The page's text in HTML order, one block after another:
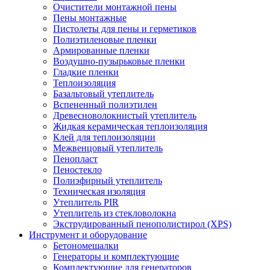
Очистители монтажной пены
Пены монтажные
Пистолеты для пены и герметиков
Полиэтиленовые пленки
Армированные пленки
Воздушно-пузырьковые пленки
Гладкие пленки
Теплоизоляция
Базальтовый утеплитель
Вспененный полиэтилен
Древесноволокнистый утеплитель
Жидкая керамическая теплоизоляция
Клей для теплоизоляции
Межвенцовый утеплитель
Пенопласт
Пеностекло
Полиэфирный утеплитель
Техническая изоляция
Утеплитель PIR
Утеплитель из стекловолокна
Экструдированный пенополистирол (XPS)
Инструмент и оборудование
Бетономешалки
Генераторы и комплектующие
Комплектующие для генераторов